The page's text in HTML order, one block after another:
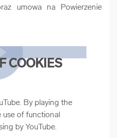
umowa na Powierzenie
COOKIES
By playing the
of functional
by YouTube.